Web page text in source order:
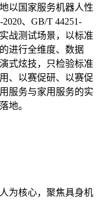
以国家服务机器人性
、GB/T 44251-
战测试场景，以标准
进行全维度、数据
式炫技，只检验标准
、以赛促研、以赛促
服务与家用服务的实
地。
为核心，聚焦具身机